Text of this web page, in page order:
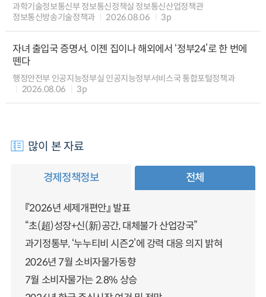
과학기술정보통신부 정보통신정책실 정보통신산업정책관
정보통신방송기술정책과
2026.08.06 3p
자녀 출입국 증명서, 이젠 집이나 해외에서 ‘정부24’로 한 번에
뗀다
행정안전부 인공지능정부실 인공지능정부서비스국 통합포털정책과
2026.08.06
3p
많이 본 자료
경제정책정보 전체
『2026년 세제개편안』 발표
“초(超)성장+신(新)공간, 대체불가 산업강국”
과기정통부, ‘누누티비 시즌2’에 강력 대응 의지 밝혀
2026년 7월 소비자물가동향
7월 소비자물가는 2.8% 상승